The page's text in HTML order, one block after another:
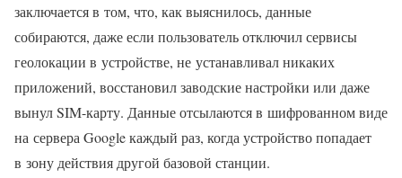
заключается в том, что, как выяснилось, данные
собираются, даже если пользователь отключил сервисы
геолокации в устройстве, не устанавливал никаких
приложений, восстановил заводские настройки или даже
вынул SIM-карту. Данные отсылаются в шифрованном виде
на сервера Google каждый раз, когда устройство попадает
в зону действия другой базовой станции.